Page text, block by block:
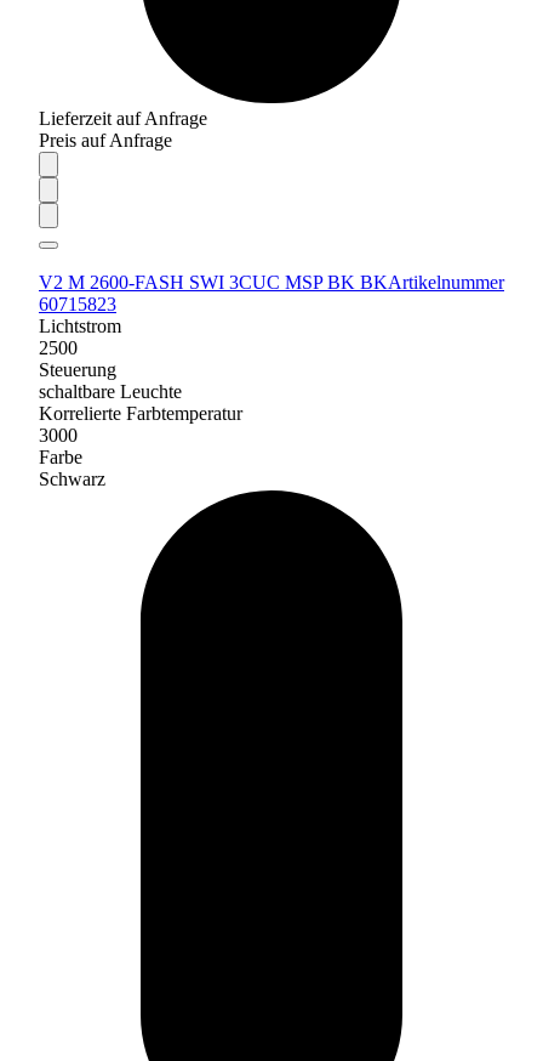
Lieferzeit auf Anfrage
Preis auf Anfrage
V2 M 2600-FASH SWI 3CUC MSP BK BKArtikelnummer
60715823
Lichtstrom
2500
Steuerung
schaltbare Leuchte
Korrelierte Farbtemperatur
3000
Farbe
Schwarz